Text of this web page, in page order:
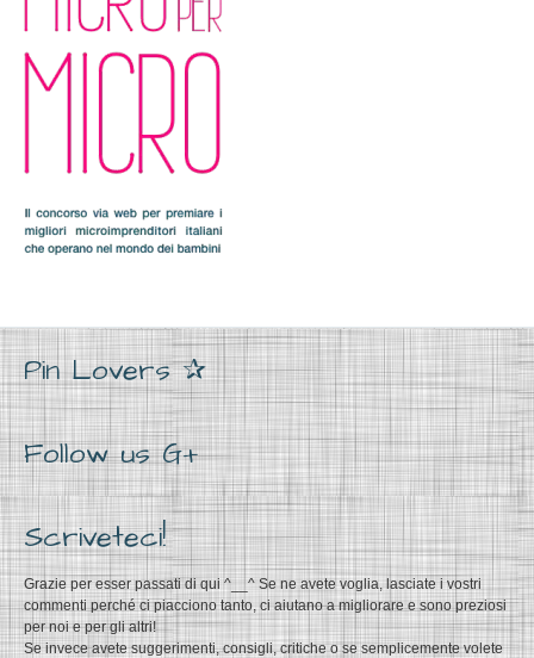
Pin Lovers ✰
Follow us G+
Scriveteci!
Grazie per esser passati di qui ^__^ Se ne avete voglia, lasciate i vostri
commenti perché ci piacciono tanto, ci aiutano a migliorare e sono preziosi
per noi e per gli altri!
Se invece avete suggerimenti, consigli, critiche o se semplicemente volete